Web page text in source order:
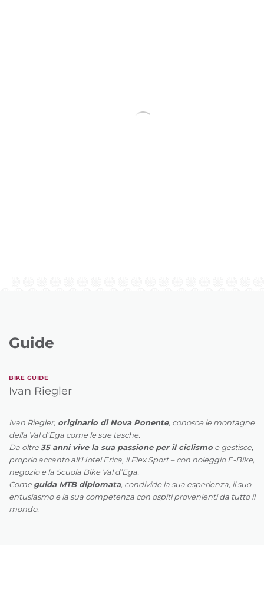
Guide
BIKE GUIDE
Ivan Riegler
Ivan Riegler, originario di Nova Ponente, conosce le montagne
della Val d’Ega come le sue tasche.
Da oltre35 anni vive la sua passione per il ciclismo e gestisce,
proprio accanto all’Hotel Erica, il Flex Sport – con noleggio E-Bike,
negozio e la Scuola Bike Val d’Ega.
Comeguida MTB diplomata, condivide la sua esperienza, il suo
entusiasmo e la sua competenza con ospiti provenienti da tutto il
mondo.